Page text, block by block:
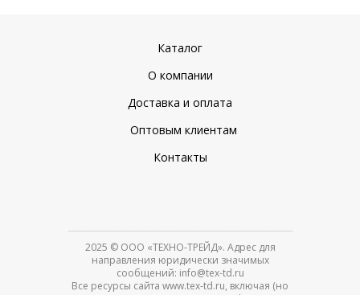
Каталог
О компании
Оптовым клиентам
Доставка и оплата
Контакты
2025 © ООО «ТЕХНО-ТРЕЙД». Адрес для
направления юридически значимых
сообщений: info@tex-td.ru
Все ресурсы сайта www.tex-td.ru, включая (но